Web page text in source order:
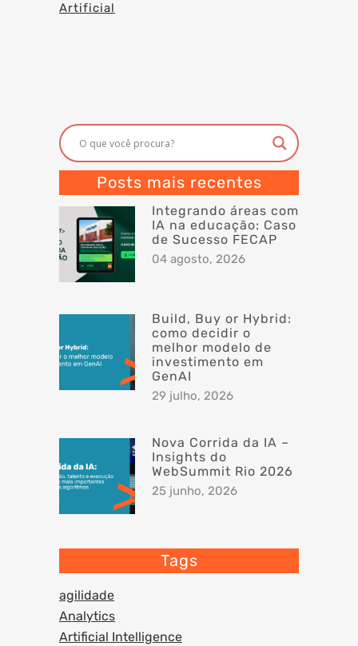
Artificial
Posts mais recentes
Integrando áreas com
IA na educação: Caso
de Sucesso FECAP
04 agosto, 2026
Build, Buy or Hybrid:
como decidir o
melhor modelo de
investimento em
GenAI
29 julho, 2026
Nova Corrida da IA –
Insights do
WebSummit Rio 2026
25 junho, 2026
Tags
agilidade
Analytics
Artificial Intelligence